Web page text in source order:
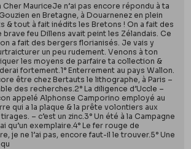
Cher MauriceJe n’ai pas encore répondu à ta
en Bretagne, à Douarnenez en plein
& tout à fait inédits les Bretons ! On a fait des
feu Dillens avait peint les Zélandais. Ce
a fait des bergers florianisés. Je vais y
un peu rudement. Venons à ton
les moyens de parfaire ta collection &
fortement.1° Enterrement au pays Wallon.
être chez Bertauts le lithographe, à Paris –
des recherches.2° La diligence d’Uccle –
appelé Alphonse Camporino employé au
qui a la plaque & la prête volontiers aux
– c’est un zinc.3° Un été à la Campagne
qu’un exemplaire.4° Le fer rouge de
je ne l’ai pas, encore faut-il le trouver.5° Une